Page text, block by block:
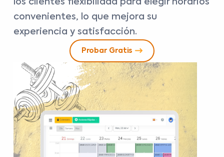
los clientes flexibilidad para elegir horarios
convenientes, lo que mejora su
experiencia y satisfacción.
Probar Gratis